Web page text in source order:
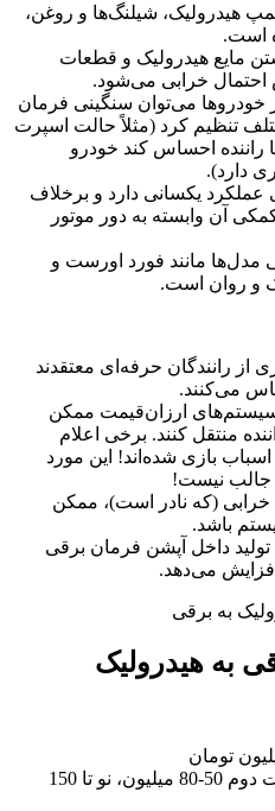
هیدرولیک، شیلنگ‌ها و روغن،
است.
مایع هیدرولیک و قطعات
خرابی می‌شود.
خودروها می‌توان سنگینی فرمان
تنظیم کرد (مثلاً حالت اسپرت
احساس کند خودرو
دارد).
یکسانی دارد و برخلاف
آن وابسته به دور موتور
مدل‌ها مانند فورد اورست و
و روان است.
از رانندگان حرفه‌ای معتقدند
می‌کنند.
ارزان‌قیمت ممکن
منتقل کنند. برخی اعلام
بازی شده‌اند! این مورد
جالب نیست!
(که نادر است)، ممکن
باشد.
داخل آپشن فرمان برقی
می‌دهد.
به هیدرولیک
پمپ هیدرولیک (دست دوم 50-80 میلیون، نو تا 150